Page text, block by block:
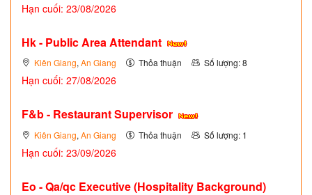
Hạn cuối: 23/08/2026
Hk - Public Area Attendant
Kiên Giang, An Giang Thỏa thuận Số lượng: 8
Hạn cuối: 27/08/2026
F&b - Restaurant Supervisor
Kiên Giang, An Giang Thỏa thuận Số lượng: 1
Hạn cuối: 23/09/2026
Eo - Qa/qc Executive (Hospitality Background)